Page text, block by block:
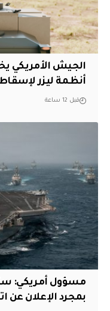
أنظمة ليزر
قبل 12 ساعة
مسؤول أمريكي:
بمجرد الإعلان عن